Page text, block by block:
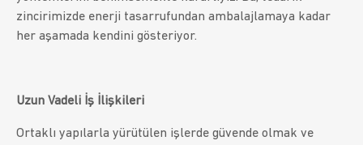
zincirimizde enerji tasarrufundan ambalajlamaya kadar
her aşamada kendini gösteriyor.
Uzun Vadeli İş İlişkileri
Ortaklı yapılarla yürütülen işlerde güvende olmak ve